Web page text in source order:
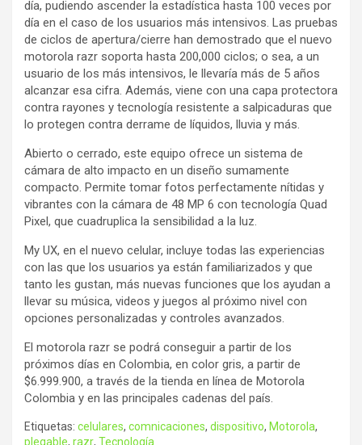
día, pudiendo ascender la estadística hasta 100 veces por
día en el caso de los usuarios más intensivos. Las pruebas
de ciclos de apertura/cierre han demostrado que el nuevo
motorola razr soporta hasta 200,000 ciclos; o sea, a un
usuario de los más intensivos, le llevaría más de 5 años
alcanzar esa cifra. Además, viene con una capa protectora
contra rayones y tecnología resistente a salpicaduras que
lo protegen contra derrame de líquidos, lluvia y más.
Abierto o cerrado, este equipo ofrece un sistema de
cámara de alto impacto en un diseño sumamente
compacto. Permite tomar fotos perfectamente nítidas y
vibrantes con la cámara de 48 MP 6 con tecnología Quad
Pixel, que cuadruplica la sensibilidad a la luz.
My UX, en el nuevo celular, incluye todas las experiencias
con las que los usuarios ya están familiarizados y que
tanto les gustan, más nuevas funciones que los ayudan a
llevar su música, videos y juegos al próximo nivel con
opciones personalizadas y controles avanzados.
El motorola razr se podrá conseguir a partir de los
próximos días en Colombia, en color gris, a partir de
$6.999.900, a través de la tienda en línea de Motorola
Colombia y en las principales cadenas del país.
Etiquetas: celulares, comnicaciones, dispositivo, Motorola,
plegable, razr, Tecnología